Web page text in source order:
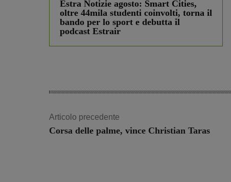
Estra Notizie agosto: Smart Cities,
oltre 44mila studenti coinvolti, torna il
bando per lo sport e debutta il
podcast Estrair
Articolo precedente
Corsa delle palme, vince Christian Taras